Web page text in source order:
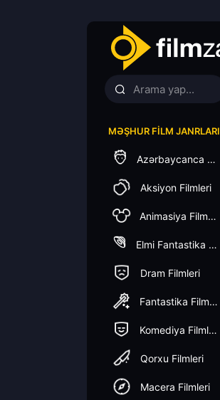
MƏŞHUR FILM JANRLARI
Azərbaycanca Dublaj
Aksiyon Filmleri
Animasiya Filmleri
Elmi Fantastika Filmleri
Dram Filmleri
Fantastika Filmleri
Komediya Filmleri
Qorxu Filmleri
Macera Filmleri